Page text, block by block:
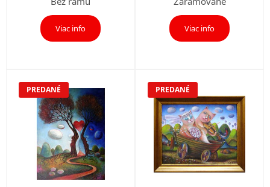
Viac info Viac info
PREDANÉ PREDANÉ